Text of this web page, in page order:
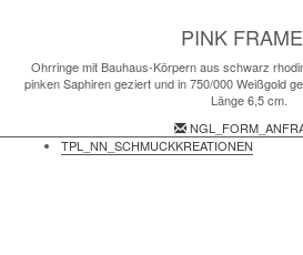
PINK
Ohrringe mit Bauhaus-Körpern aus schwarz
pinken Saphiren geziert und in 750/000 Weißgold
Länge 6,5 cm.
TPL_NN_SCHMUCKKREATIONEN